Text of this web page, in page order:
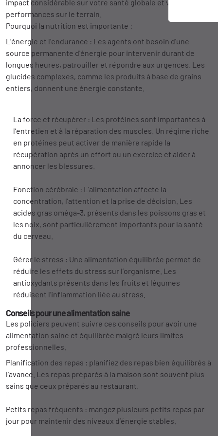
impact considérable sur votre santé globale et vos
performances sur le terrain.
Pourquoi la nutrition est importante :
L’énergie et l’endurance : Les agents ont besoin d'une
source permanente d'énergie pour intervenir durant de
longues heures, patrouiller et répondre aux urgences. Les
glucides complexes, comme les produits à base de grains
entiers, donnent une énergie constante.
La force et récupérer : Les protéines sont importantes à
l’entretien et à la réparation des muscles. Un régime riche
en protéines peut activer de manière rapide la
récupération après un effort ou un exercice et aider à
annoncer les blessures.
Fonction cérébrale : L’alimentation affecte la
concentration, l’attention et la prise de décision. Les
acides gras oméga-3, présents dans les poissons gras et
les noix, sont particulièrement importants pour la santé
du cerveau.
Gérer le stress : Une alimentation équilibrée permet de
réduire les effets du stress sur l’organisme. Les
antioxydants présents dans les fruits et légumes
réduisent l’inflammation liée au stress.
Conseils pour une alimentation saine
Les policiers peuvent suivre ces conseils pour avoir une
alimentation saine et équilibrée malgré leurs limites
professionnelles.
Planification des repas : planifiez des repas bien équilibrés à
l’avance. Les repas préparés à la maison sont souvent plus
sains que ceux préparés au restaurant.
Petits repas fréquents : mangez plusieurs petits repas par
jour pour maintenir des niveaux d’énergie stables.